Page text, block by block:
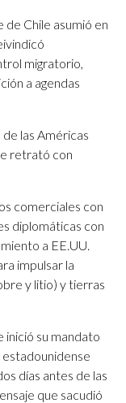
de Chile asumió en
migratorio,
a agendas
las Américas
retrató con
comerciales con
diplomáticas con
a EE.UU.
impulsar la
y litio) y tierras
inició su mandato
estadounidense
días antes de las
que sacudió